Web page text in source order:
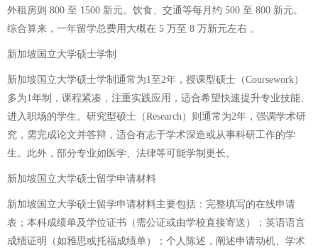
外租房则 800 至 1500 新元。饮食、交通等每月约 500 至 800 新元。
综合算来，一年留学总费用大概在 5 万至 8 万新元左右 。
新加坡国立大学硕士学制
新加坡国立大学硕士学制通常为1至2年，授课型硕士（Coursework）
多为1年制，课程紧凑，注重实践应用，适合希望快速提升专业技能、
进入职场的学生。研究型硕士（Research）则通常为2年，强调学术研
究，需完成论文并答辩，适合有志于学术深造或从事科研工作的学
生。此外，部分专业如医学、法律等可能学制更长。
新加坡国立大学硕士留学申请材料
新加坡国立大学硕士留学申请材料主要包括：完整填写的在线申请
表；本科成绩单及学位证书（需公证或由学校直接寄送）；英语语言
成绩证明（如雅思或托福成绩单）；个人陈述，阐述申请动机、学术